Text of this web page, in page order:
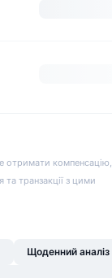
отримати
та транзакції з цими
Щоденний аналіз